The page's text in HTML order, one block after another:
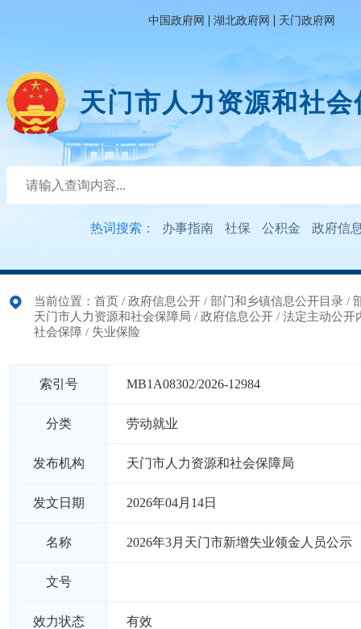
中国政府网 | 湖北政府网 | 天门政府网
天门市人力资源和社
热词搜索： 办事指南 社保 公积金 政府信
当前位置： 首页 / 政府信息公开 / 部门和乡镇信息公开目录 /
天门市人力资源和社会保障局 / 政府信息公开 / 法定主动公开
社会保障 / 失业保险
索引号 MB1A08302/2026-12984
分类 劳动就业
发布机构 天门市人力资源和社会保障局
发文日期 2026年04月14日
名称 2026年3月天门市新增失业领金人员公示
文号
效力状态 有效